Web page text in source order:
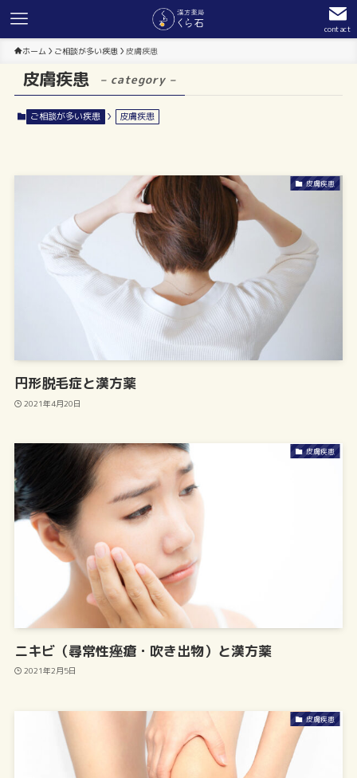
contact
ホーム ご相談が多い疾患 皮膚疾患
皮膚疾患 – category –
ご相談が多い疾患 皮膚疾患
皮膚疾患
円形脱毛症と漢方薬
2021年4月20日
皮膚疾患
ニキビ（尋常性痤瘡・吹き出物）と漢方薬
2021年2月5日
皮膚疾患